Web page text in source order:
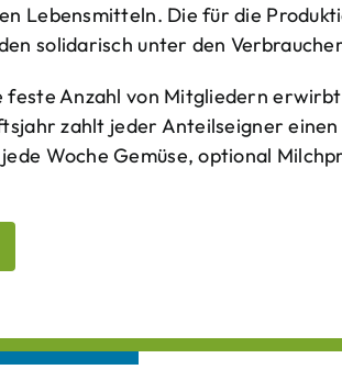
Lebens­mitteln. Die für die
solidarisch unter den
feste Anzahl von Mitgliedern
zahlt jeder Anteilseigner
Woche Gemüse, optional